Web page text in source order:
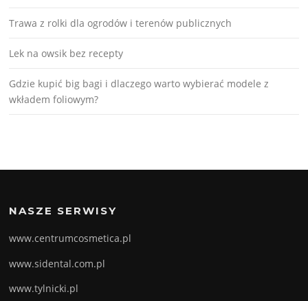
Trawa z rolki dla ogrodów i terenów publicznych
Lek na owsik bez recepty
Gdzie kupić big bagi i dlaczego warto wybierać modele z
wkładem foliowym?
NASZE SERWISY
www.centrumcosmetica.pl
www.sidental.com.pl
www.tylnicki.pl